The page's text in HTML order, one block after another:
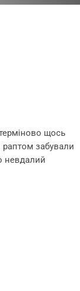
щось
раптом забували
невдалий